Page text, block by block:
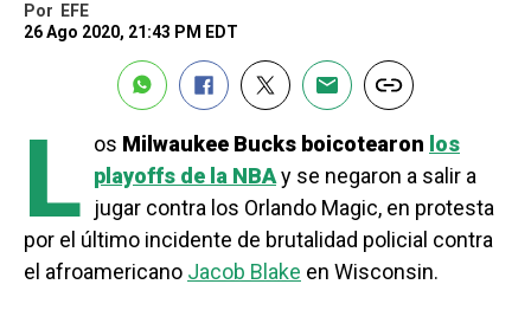
Por
EFE
26 Ago 2020, 21:43 PM EDT
L os Milwaukee Bucks boicotearon los
playoffs de la NBAy se negaron a salir a
jugar contra los Orlando Magic, en protesta
por el último incidente de brutalidad policial contra
el afroamericano Jacob Blake en Wisconsin.